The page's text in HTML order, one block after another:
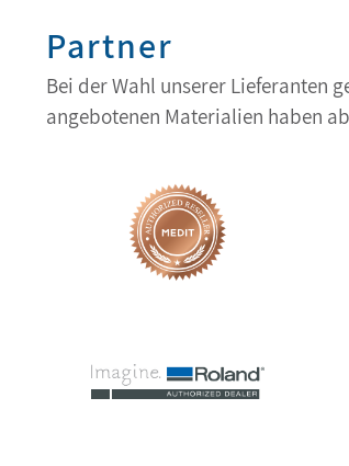
Partner
Bei der Wahl unserer Lieferanten
angebotenen Materialien haben